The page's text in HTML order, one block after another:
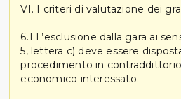
VI. I criteri di valutazione dei
6.1 L’esclusione dalla gara ai
5, lettera c) deve essere
procedimento in contraddittorio
economico interessato.